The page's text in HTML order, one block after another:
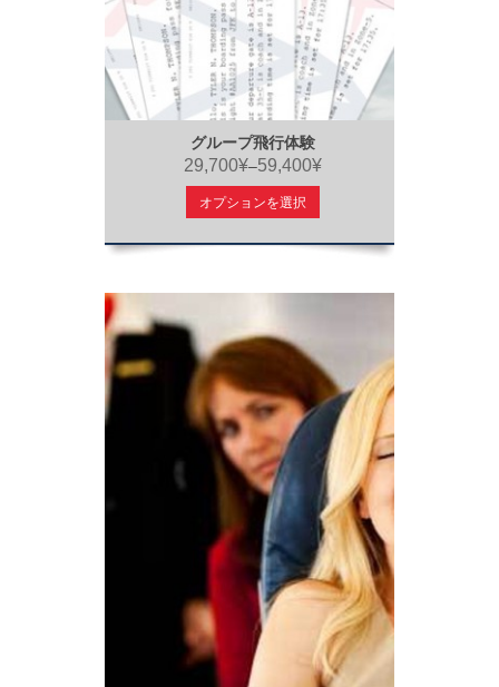
グループ飛行体験
29,700¥–59,400¥
オプションを選択